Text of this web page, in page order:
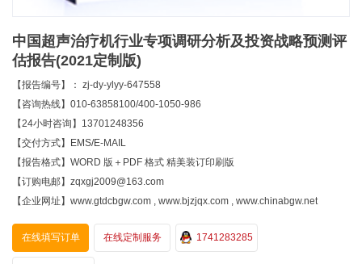
中国超声治疗机行业专项调研分析及投资战略预测评
估报告(2021定制版)
【报告编号】： zj-dy-ylyy-647558
【咨询热线】010-63858100/400-1050-986
【24小时咨询】13701248356
【交付方式】EMS/E-MAIL
【报告格式】WORD 版＋PDF 格式 精美装订印刷版
【订购电邮】zqxgj2009@163.com
【企业网址】www.gtdcbgw.com , www.bjzjqx.com , www.chinabgw.net
在线填写订单 在线定制服务 1741283285